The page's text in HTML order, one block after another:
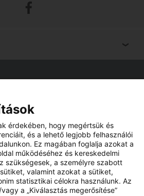
Facebook
Nem probléma.
érdekében, hogy megértsük és
és a lehető legjobb felhasználói
Ez magában foglalja azokat a
működéséhez és kereskedelmi
szükségesek, a személyre szabott
valamint azokat a sütiket,
statisztikai célokra használunk. Az
a „Kiválasztás megerősítése”